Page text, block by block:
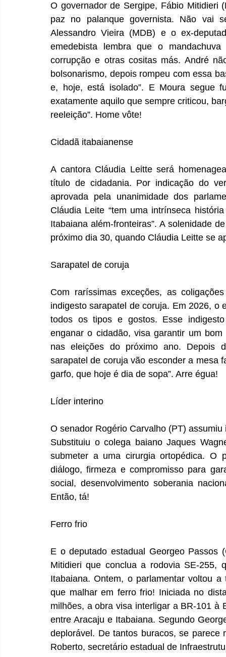
O governador de Sergipe, Fábio Mitidieri
paz no palanque governista. Não vai
Alessandro Vieira (MDB) e o ex-
emedebista lembra que o
corrupção e otras cositas más. André
bolsonarismo, depois rompeu com essa
e, hoje, está isolado”. E Moura segue
exatamente aquilo que sempre criticou,
reeleição”. Home vôte!
Cidadã itabaianense
A cantora Cláudia Leitte será
título de cidadania. Por indicação do
aprovada pela unanimidade dos
Cláudia Leite “tem uma intrínseca
Itabaiana além-fronteiras”. A solenidade
próximo dia 30, quando Cláudia Leitte se
Sarapatel de coruja
Com raríssimas exceções, as
indigesto sarapatel de coruja. Em 2026, o
todos os tipos e gostos. Esse
enganar o cidadão, visa garantir um
nas eleições do próximo ano. Depois
sarapatel de coruja vão esconder a mesa
garfo, que hoje é dia de sopa”. Arre égua!
Líder interino
O senador Rogério Carvalho (PT)
Substituiu o colega baiano Jaques
submeter a uma cirurgia ortopédica. O
diálogo, firmeza e compromisso para
social, desenvolvimento soberania
Então, tá!
Ferro frio
E o deputado estadual Georgeo Passos
Mitidieri que conclua a rodovia SE-255,
Itabaiana. Ontem, o parlamentar voltou
que malhar em ferro frio! Iniciada no
milhões, a obra visa interligar a BR-101 à
entre Aracaju e Itabaiana. Segundo
deplorável. De tantos buracos, se
Roberto, secretário estadual de